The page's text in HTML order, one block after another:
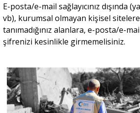
E-posta/e-mail sağlayıcınız dışında
vb), kurumsal olmayan kişisel
tanımadığınız alanlara, e-posta/e-
şifrenizi kesinlikle girmemelisiniz.